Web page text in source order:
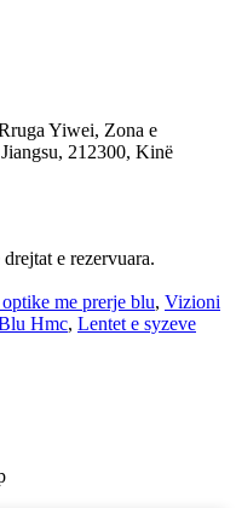
Yiwei, Zona e
212300, Kinë
e rezervuara.
me prerje blu, Vizioni
Hmc, Lentet e syzeve